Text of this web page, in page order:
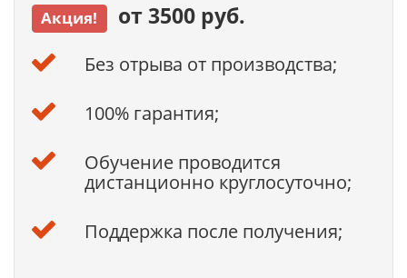
Акция! от 3500 руб.
Без отрыва от производства;
100% гарантия;
Обучение проводится
дистанционно круглосуточно;
Поддержка после получения;